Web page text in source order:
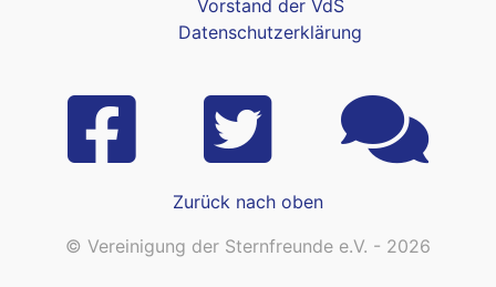
Vorstand der VdS
Datenschutzerklärung
Zurück nach oben
© Vereinigung der Sternfreunde e.V. - 2026